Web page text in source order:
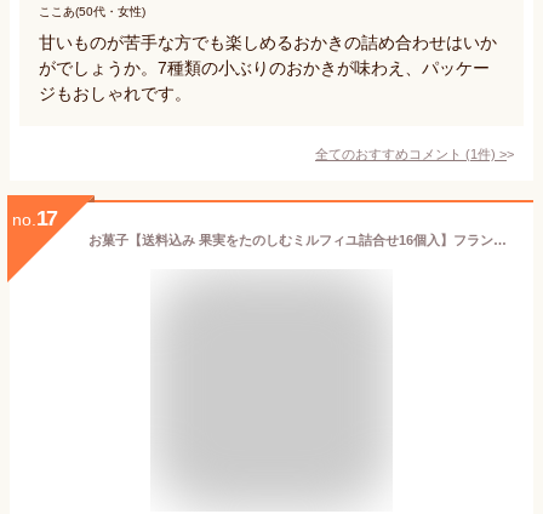
ここあ(50代・女性)
甘いものが苦手な方でも楽しめるおかきの詰め合わせはいか
がでしょうか。7種類の小ぶりのおかきが味わえ、パッケー
ジもおしゃれです。
全てのおすすめコメント (1件) >
no. 17
お菓子【送料込み 果実をたのしむミルフィユ詰合せ16個入】フランセ あす楽 スイーツ ミルフィーユ 焼き菓子 洋菓子 ギフト プレゼント 内祝い お祝い 出産祝い お返し 結婚 お礼 職場 退職 菓子折り ご挨拶 東京 お土産 手土産 おかし 可愛い シュクレイ お歳暮